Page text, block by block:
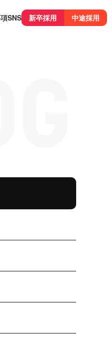
SNS 新卒採用 中途採用